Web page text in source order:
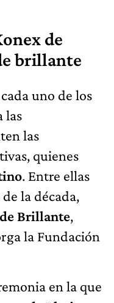
de
brillante
uno de los
las
las
quienes
. Entre ellas
la década,
Brillante,
la Fundación
en la que